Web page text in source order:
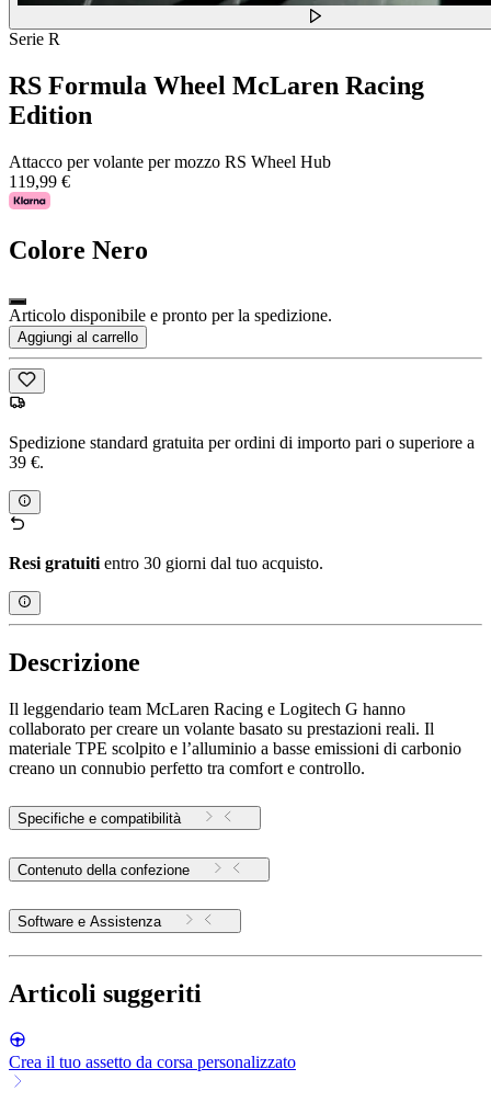
Serie R
RS Formula Wheel McLaren Racing
Edition
Attacco per volante per mozzo RS Wheel Hub
119,99 €
Colore Nero
Articolo disponibile e pronto per la spedizione.
Aggiungi al carrello
Spedizione standard gratuita per ordini di importo pari o superiore a
39 €.
Resi gratuiti entro 30 giorni dal tuo acquisto.
Descrizione
Il leggendario team McLaren Racing e Logitech G hanno
collaborato per creare un volante basato su prestazioni reali. Il
materiale TPE scolpito e l’alluminio a basse emissioni di carbonio
creano un connubio perfetto tra comfort e controllo.
Specifiche e compatibilità
Contenuto della confezione
Software e Assistenza
Articoli suggeriti
Crea il tuo assetto da corsa personalizzato